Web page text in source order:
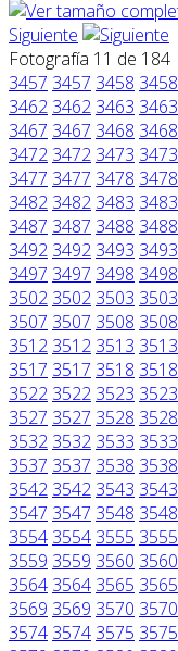
Siguiente
Fotografía 11 de 184
3457 3457 3458 3458
3462 3462 3463 3463
3467 3467 3468 3468
3472 3472 3473 3473
3477 3477 3478 3478
3482 3482 3483 3483
3487 3487 3488 3488
3492 3492 3493 3493
3497 3497 3498 3498
3502 3502 3503 3503
3507 3507 3508 3508
3512 3512 3513 3513
3517 3517 3518 3518
3522 3522 3523 3523
3527 3527 3528 3528
3532 3532 3533 3533
3537 3537 3538 3538
3542 3542 3543 3543
3547 3547 3548 3548
3554 3554 3555 3555
3559 3559 3560 3560
3564 3564 3565 3565
3569 3569 3570 3570
3574 3574 3575 3575